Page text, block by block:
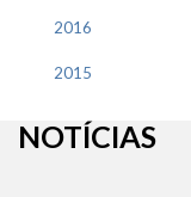
2016
2015
NOTÍCIAS